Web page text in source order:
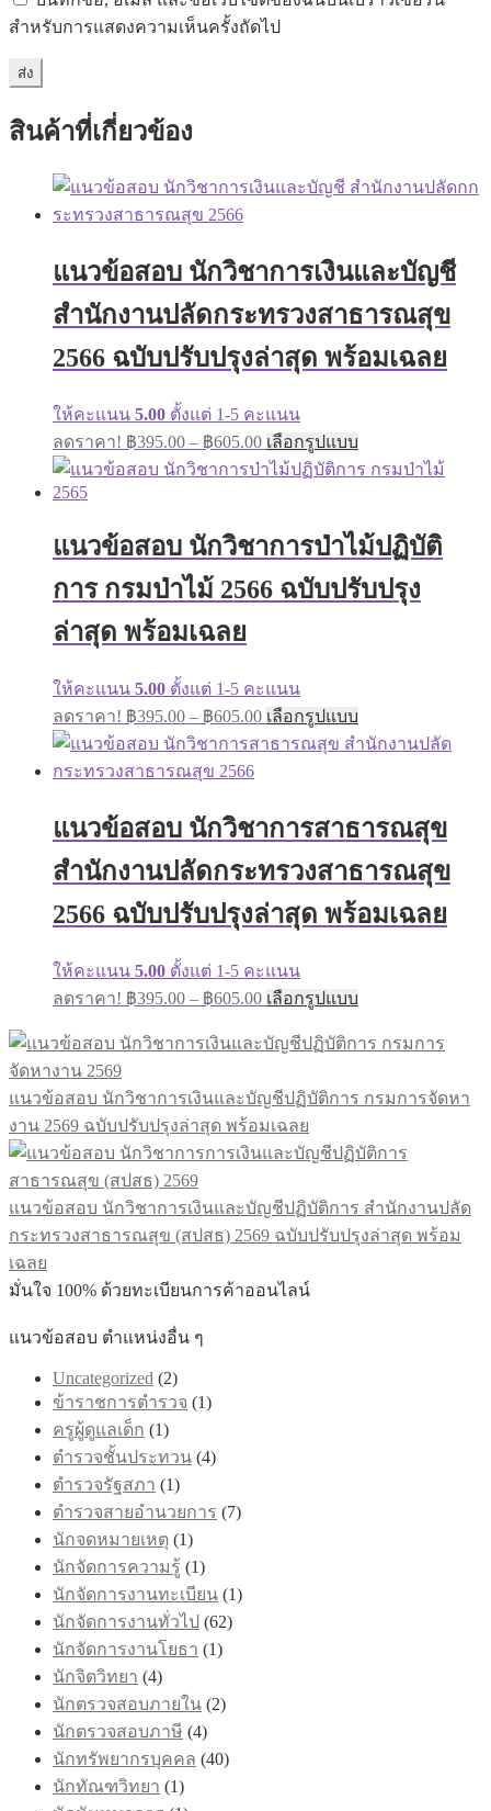
สำหรับการแสดงความเห็นครั้งถัดไป
สินค้าที่เกี่ยวข้อง
แนวข้อสอบ นักวิชาการเงินและบัญชี
สำนักงานปลัดกระทรวงสาธารณสุข
2566 ฉบับปรับปรุงล่าสุด พร้อมเฉลย
ให้คะแนน 5.00 ตั้งแต่ 1-5 คะแนน
ลดราคา! ฿395.00 – ฿605.00 เลือกรูปแบบ
แนวข้อสอบ นักวิชาการป่าไม้ปฏิบัติ
การ กรมป่าไม้ 2566 ฉบับปรับปรุง
ล่าสุด พร้อมเฉลย
ให้คะแนน 5.00 ตั้งแต่ 1-5 คะแนน
ลดราคา! ฿395.00 – ฿605.00 เลือกรูปแบบ
แนวข้อสอบ นักวิชาการสาธารณสุข
สำนักงานปลัดกระทรวงสาธารณสุข
2566 ฉบับปรับปรุงล่าสุด พร้อมเฉลย
ให้คะแนน 5.00 ตั้งแต่ 1-5 คะแนน
ลดราคา! ฿395.00 – ฿605.00 เลือกรูปแบบ
แนวข้อสอบ นักวิชาการเงินและบัญชีปฏิบัติการ กรมการจัดหา
งาน 2569 ฉบับปรับปรุงล่าสุด พร้อมเฉลย
แนวข้อสอบ นักวิชาการเงินและบัญชีปฏิบัติการ สำนักงานปลัด
กระทรวงสาธารณสุข (สปสธ) 2569 ฉบับปรับปรุงล่าสุด พร้อม
เฉลย
มั่นใจ 100% ด้วยทะเบียนการค้าออนไลน์
แนวข้อสอบ ตำแหน่งอื่น ๆ
Uncategorized (2)
ข้าราชการตำรวจ (1)
ครูผู้ดูแลเด็ก (1)
ตำรวจชั้นประทวน (4)
ตำรวจรัฐสภา (1)
ตำรวจสายอำนวยการ (7)
นักจดหมายเหตุ (1)
นักจัดการความรู้ (1)
นักจัดการงานทะเบียน (1)
นักจัดการงานทั่วไป (62)
นักจัดการงานโยธา (1)
นักจิตวิทยา (4)
นักตรวจสอบภายใน (2)
นักตรวจสอบภาษี (4)
นักทรัพยากรบุคคล (40)
นักทัณฑวิทยา (1)